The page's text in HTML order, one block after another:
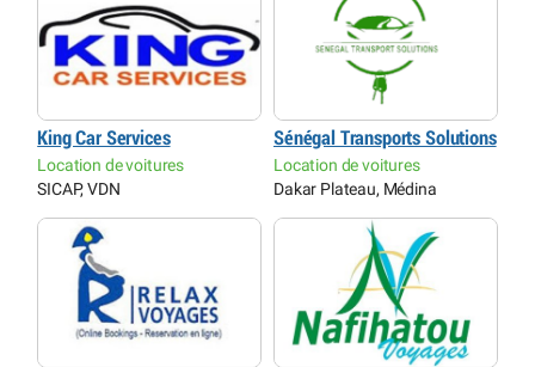
King Car Services
Location de voitures
SICAP, VDN
Sénégal Transports Solutions
Location de voitures
Dakar Plateau, Médina